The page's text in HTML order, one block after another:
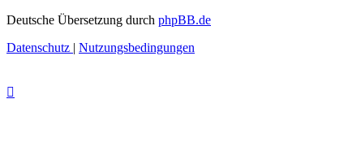
Deutsche Übersetzung durch phpBB.de
Datenschutz | Nutzungsbedingungen